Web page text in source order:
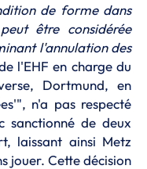
de forme dans
être considérée
l'annulation des
l'EHF en charge du
Dortmund, en
n'a pas respecté
sanctionné de deux
laissant ainsi Metz
jouer. Cette décision